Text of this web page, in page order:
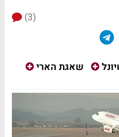
(3)
שאגת הארי